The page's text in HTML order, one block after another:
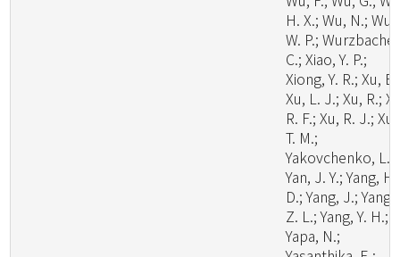
H. X.; Wu, N.; Wu,
W. P.;
C.; Xiao, Y. P.;
Xiong, Y. R.; Xu,
Xu, L. J.; Xu, R.;
R. F.; Xu, R. J.; Xu,
T. M.;
Yakovchenko, L.;
Yan, J. Y.; Yang, H.
D.; Yang, J.; Yang,
Z. L.; Yang, Y. H.;
Yapa, N.;